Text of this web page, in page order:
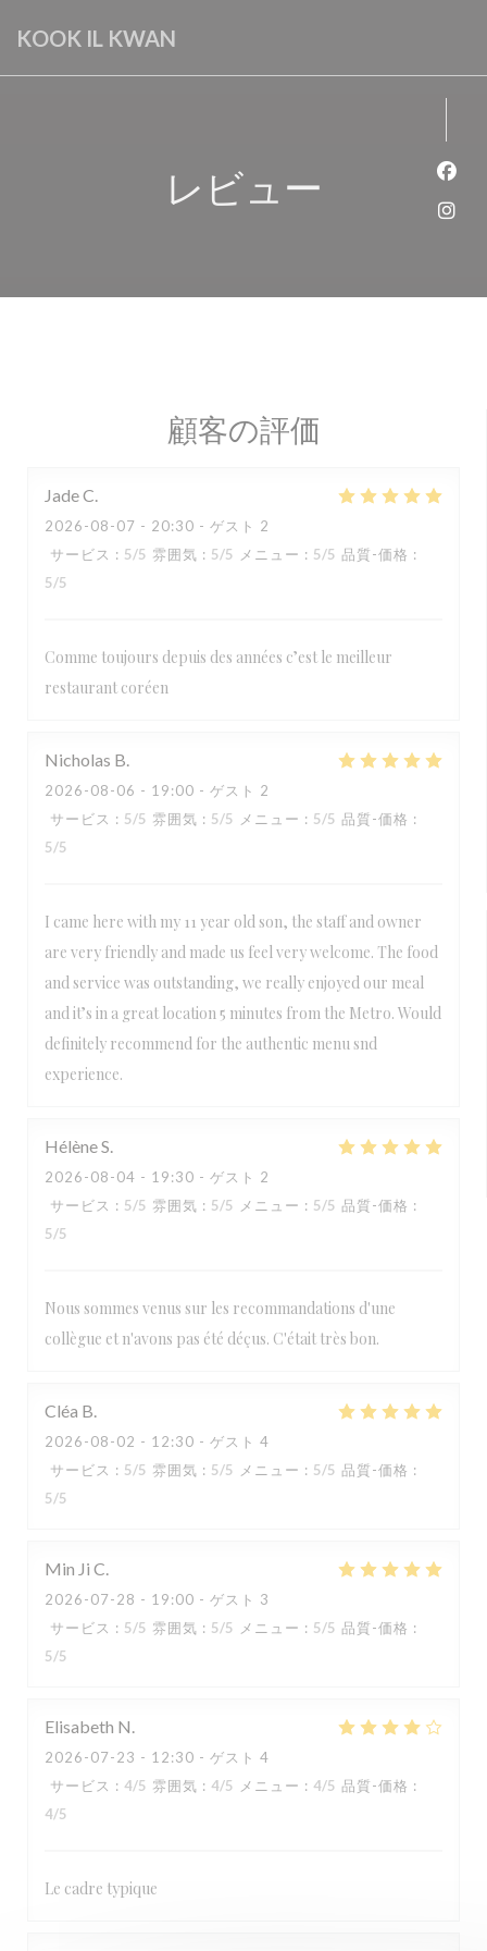
KOOK IL KWAN
レビュー
顧客の評価
JadeC
2026-08-07 - 20:30 - ゲスト 2
サービス : 5/5 雰囲気 : 5/5 メニュー : 5/5 品質-価格 :
5/5
Comme toujours depuis des années c’est le meilleur
restaurant coréen
Nicholas B
2026-08-06 - 19:00 - ゲスト 2
サービス : 5/5 雰囲気 : 5/5 メニュー : 5/5 品質-価格 :
5/5
I came here with my 11 year old son, the staff and owner
are very friendly and made us feel very welcome. The food
and service was outstanding, we really enjoyed our meal
and it’s in a great location 5 minutes from the Metro. Would
definitely recommend for the authentic menu snd
experience.
HélèneS
2026-08-04 - 19:30 - ゲスト 2
サービス : 5/5 雰囲気 : 5/5 メニュー : 5/5 品質-価格 :
5/5
Nous sommes venus sur les recommandations d'une
collègue et n'avons pas été déçus. C'était très bon.
Cléa B
2026-08-02 - 12:30 - ゲスト 4
サービス : 5/5 雰囲気 : 5/5 メニュー : 5/5 品質-価格 :
5/5
Min Ji C
2026-07-28 - 19:00 - ゲスト 3
サービス : 5/5 雰囲気 : 5/5 メニュー : 5/5 品質-価格 :
5/5
Elisabeth N
2026-07-23 - 12:30 - ゲスト 4
サービス : 4/5 雰囲気 : 4/5 メニュー : 4/5 品質-価格 :
4/5
Le cadre typique